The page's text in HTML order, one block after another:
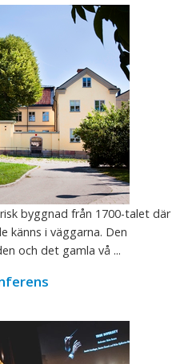
byggnad från 1700-talet där
känns i väggarna. Den
och det gamla vå ...